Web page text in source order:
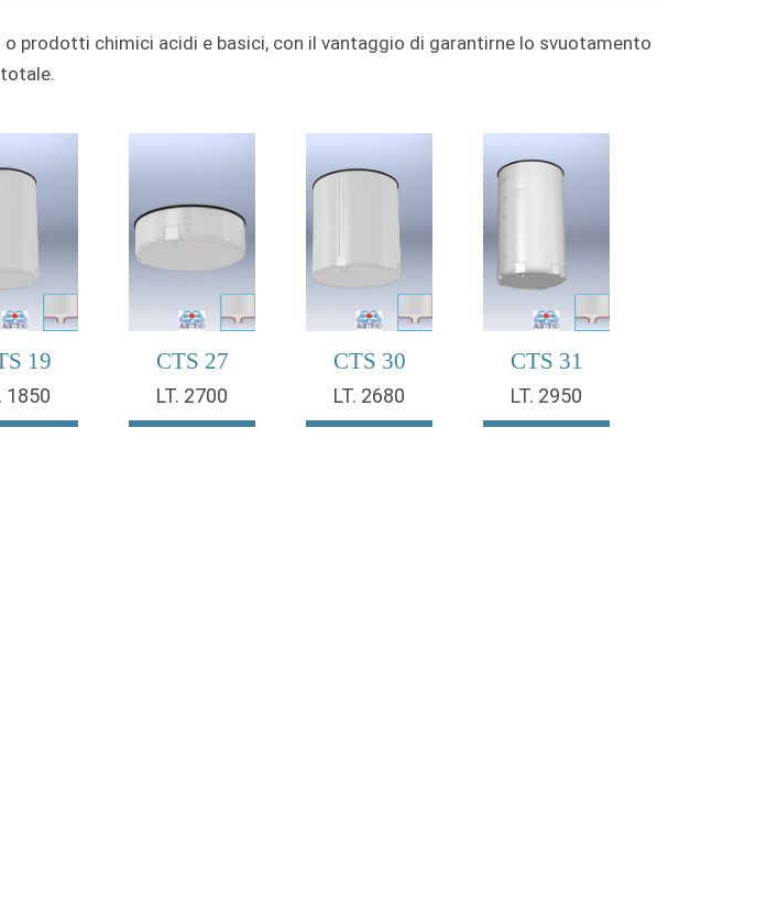
prodotti chimici acidi e basici, con il vantaggio di garantirne lo svuotamento
totale.
19
1850
CTS 27
LT. 2700
CTS 30
LT. 2680
CTS 31
LT. 2950